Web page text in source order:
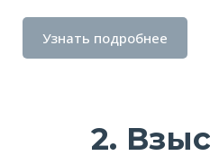
Узнать подробнее
2.